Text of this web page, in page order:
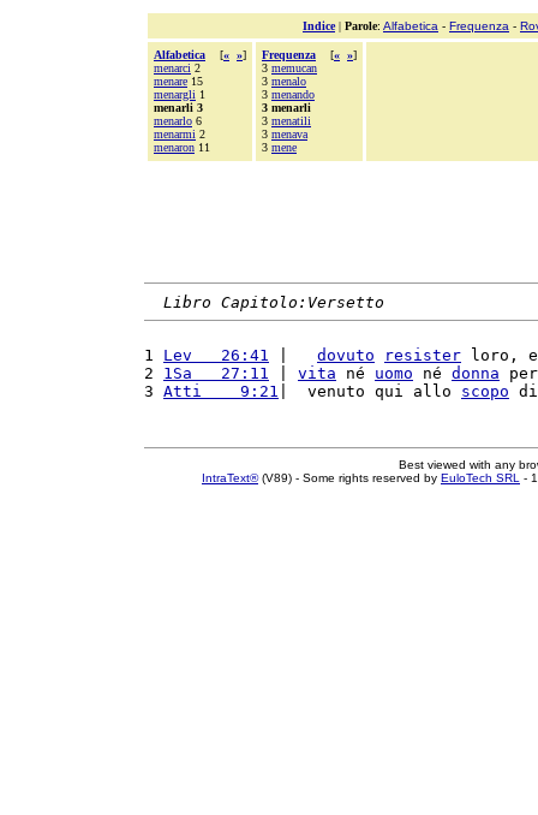
Indice| Parole: Alfabetica - Frequenza -
Alfabetica [« »]
menarci 2
menare 15
menargli 1
menarli 3
menarlo 6
menarmi 2
menaron 11
Frequenza [« »]
3 memucan
3 menalo
3 menando
3 menarli
3 menatili
3 menava
3 mene
Libro Capitolo:Versetto
1 Lev   26:41 dovuto resister loro,
2 1Sa   27:11 vita né uomo né donna
3 Atti    9:21 |  venuto qui allo scopo
Best viewed with any
IntraText®(V89) - Some rights reserved by EuloTech SRL -